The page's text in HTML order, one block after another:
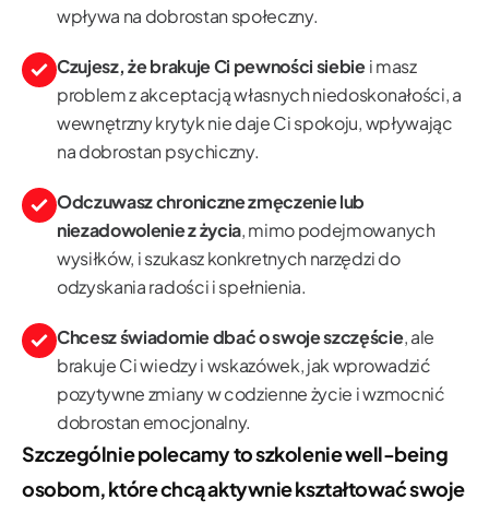
wpływa na dobrostan społeczny.
Czujesz, że brakuje Ci pewności siebiei masz
problem z akceptacją własnych niedoskonałości, a
wewnętrzny krytyk nie daje Ci spokoju, wpływając
na dobrostan psychiczny.
Odczuwasz chroniczne zmęczenie lub
niezadowolenie z życia, mimo podejmowanych
wysiłków, i szukasz konkretnych narzędzi do
odzyskania radości i spełnienia.
Chcesz świadomie dbać o swoje szczęście, ale
brakuje Ci wiedzy i wskazówek, jak wprowadzić
pozytywne zmiany w codzienne życie i wzmocnić
dobrostan emocjonalny.
Szczególnie polecamy to szkolenie well-being
osobom, które chcą aktywnie kształtować swoje